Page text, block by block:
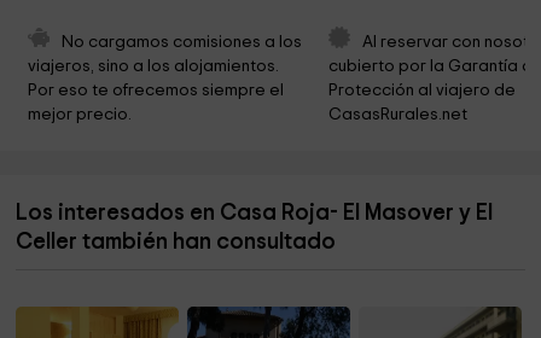
Iglesia de Sant Andreu
Parroquia De Sant Jaume
Castell Verge del Remei 2,8 km
El Arboc 3,2 km
No cargamos comisiones a los
viajeros, sino a los alojamientos.
Por eso te ofrecemos siempre el
mejor precio.
Al reservar con
cubierto por la Garantía
Protección al viajero de
CasasRurales.net
Los interesados en Casa Roja- El Masover y El
Celler también han consultado